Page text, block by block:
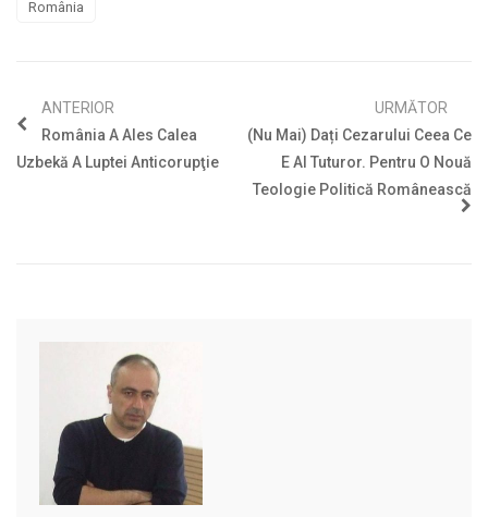
România
ANTERIOR
România A Ales Calea
Uzbekă A Luptei Anticorupţie
URMĂTOR
(Nu Mai) Dați Cezarului Ceea Ce
E Al Tuturor. Pentru O Nouă
Teologie Politică Românească